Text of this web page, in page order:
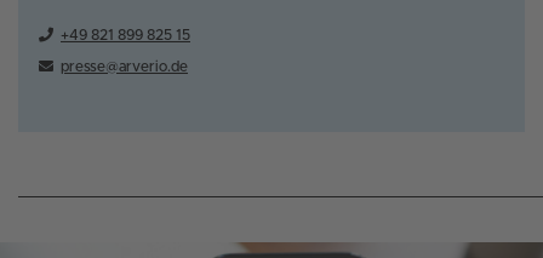
+49 821 899 825 15
presse@arverio.de